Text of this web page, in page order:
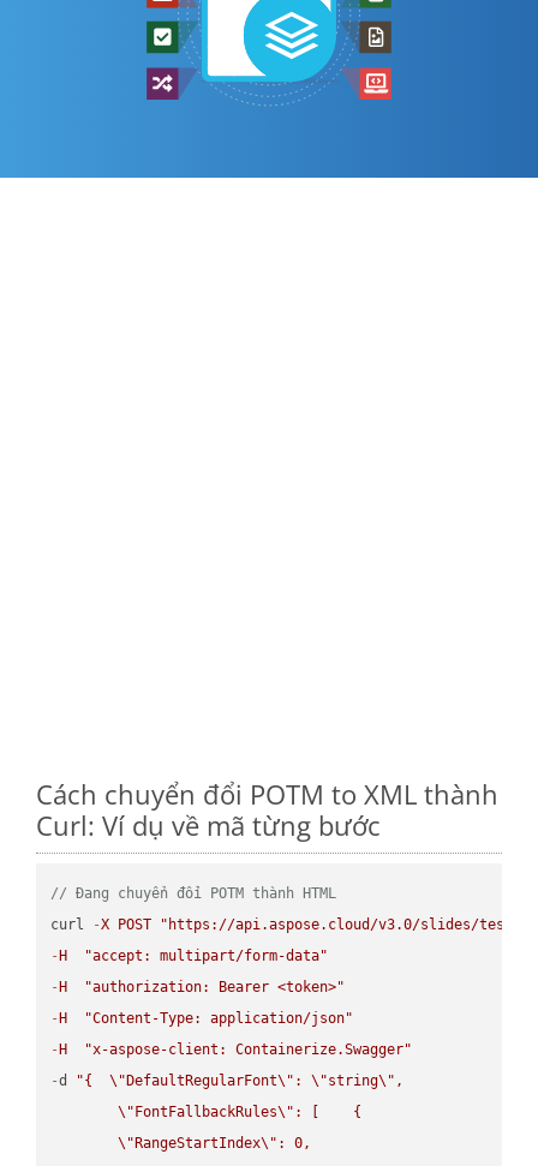
Cách chuyển đổi POTM to XML thành
Curl: Ví dụ về mã từng bước
// Đang chuyển đổi POTM thành HTML
curl
-X POST
"https://api.aspose.cloud/v3.0/slides/test-
- H
"accept: multipart/form-data"
- H
"authorization: Bearer <token>"
- H
"Content-Type: application/json"
- H
"x-aspose-client: Containerize.Swagger"
-d "{ \" DefaultRegularFont\" : \"string\" ,
\" FontFallbackRules\" : [    {
\" RangeStartIndex\" : 0,